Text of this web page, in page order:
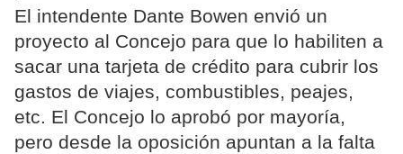
El intendente Dante Bowen envió un
proyecto al Concejo para que lo habiliten a
sacar una tarjeta de crédito para cubrir los
gastos de viajes, combustibles, peajes,
etc. El Concejo lo aprobó por mayoría,
pero desde la oposición apuntan a la falta